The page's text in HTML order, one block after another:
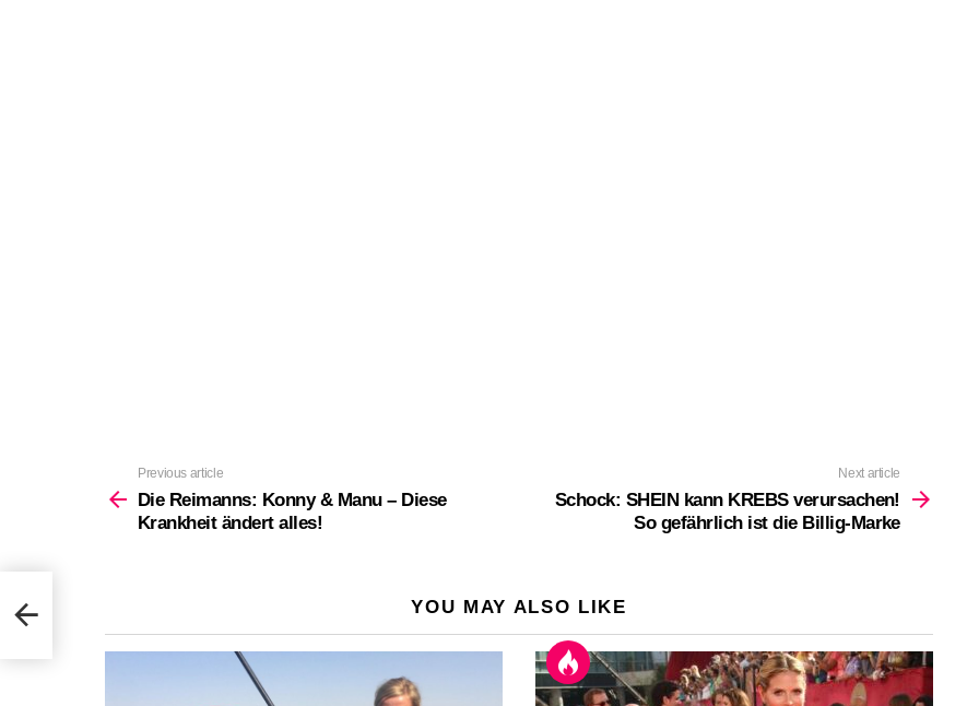
more
Previous article
Die Reimanns: Konny & Manu – Diese
Krankheit ändert alles!
Next article
Schock: SHEIN kann KREBS verursachen!
So gefährlich ist die Billig-Marke
YOU MAY ALSO LIKE